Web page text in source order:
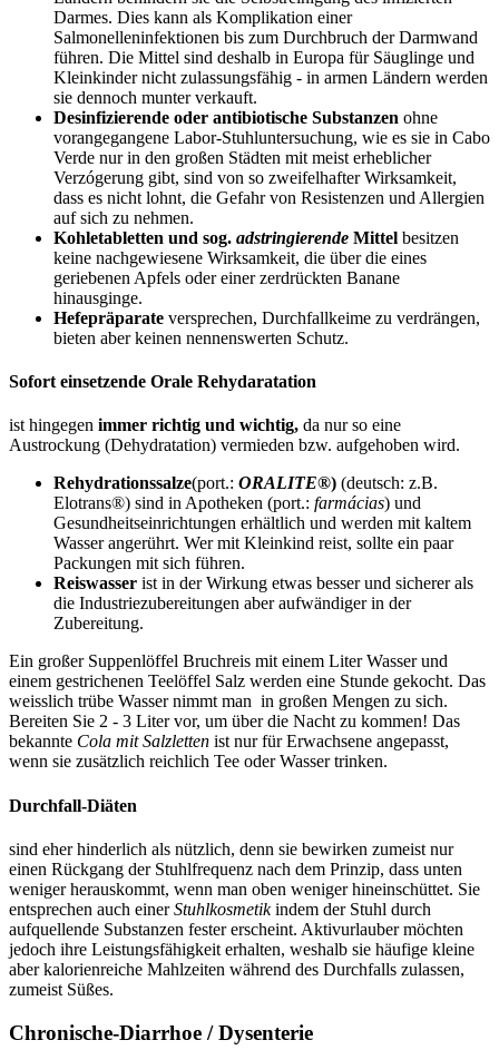
Darmes. Dies kann als Komplikation einer
Salmonelleninfektionen bis zum Durchbruch der Darmwand
führen. Die Mittel sind deshalb in Europa für Säuglinge und
Kleinkinder nicht zulassungsfähig - in armen Ländern werden
sie dennoch munter verkauft.
Desinfizierende oder antibiotische Substanzen ohne
vorangegangene Labor-Stuhluntersuchung, wie es sie in Cabo
Verde nur in den großen Städten mit meist erheblicher
Verzógerung gibt, sind von so zweifelhafter Wirksamkeit,
dass es nicht lohnt, die Gefahr von Resistenzen und Allergien
auf sich zu nehmen.
Kohletabletten und sog. adstringierende Mittel besitzen
keine nachgewiesene Wirksamkeit, die über die eines
geriebenen Apfels oder einer zerdrückten Banane
hinausginge.
Hefepräparate versprechen, Durchfallkeime zu verdrängen,
bieten aber keinen nennenswerten Schutz.
Sofort einsetzende Orale Rehydaratation
ist hingegen immer richtig und wichtig, da nur so eine
Austrockung (Dehydratation) vermieden bzw. aufgehoben wird.
Rehydrationssalze(port.: ORALITE®) (deutsch: z.B.
Elotrans®) sind in Apotheken (port.: farmácias) und
Gesundheitseinrichtungen erhältlich und werden mit kaltem
Wasser angerührt. Wer mit Kleinkind reist, sollte ein paar
Packungen mit sich führen.
Reiswasser ist in der Wirkung etwas besser und sicherer als
die Industriezubereitungen aber aufwändiger in der
Zubereitung.
Ein großer Suppenlöffel Bruchreis mit einem Liter Wasser und
einem gestrichenen Teelöffel Salz werden eine Stunde gekocht. Das
weisslich trübe Wasser nimmt man in großen Mengen zu sich.
Bereiten Sie 2 - 3 Liter vor, um über die Nacht zu kommen! Das
bekannte Cola mit Salzletten ist nur für Erwachsene angepasst,
wenn sie zusätzlich reichlich Tee oder Wasser trinken.
Durchfall-Diäten
sind eher hinderlich als nützlich, denn sie bewirken zumeist nur
einen Rückgang der Stuhlfrequenz nach dem Prinzip, dass unten
weniger herauskommt, wenn man oben weniger hineinschüttet. Sie
entsprechen auch einerStuhlkosmetikindem der Stuhl durch
aufquellende Substanzen fester erscheint. Aktivurlauber möchten
jedoch ihre Leistungsfähigkeit erhalten, weshalb sie häufige kleine
aber kalorienreiche Mahlzeiten während des Durchfalls zulassen,
zumeist Süßes.
Chronische-Diarrhoe / Dysenterie